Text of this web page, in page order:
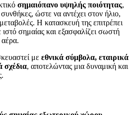
σημαιόπανο υψηλής ποιότητας,
ώστε να αντέχει στον ήλιο,
Η κατασκευή της επιτρέπει
σημαίας και εξασφαλίζει σωστή
αέρα.
με εθνικά σύμβολα, εταιρικά
σχέδια, αποτελώντας μια δυναμική και